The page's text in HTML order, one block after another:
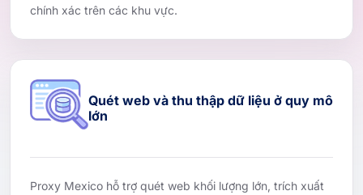
chính xác trên các khu vực.
Quét web và thu thập dữ liệu ở quy mô
lớn
Proxy Mexico hỗ trợ quét web khối lượng lớn, trích xuất